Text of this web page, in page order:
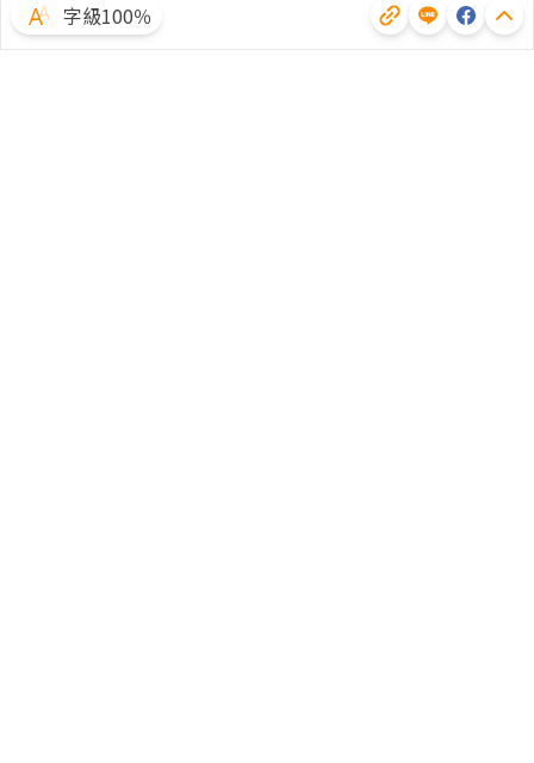
字級100％